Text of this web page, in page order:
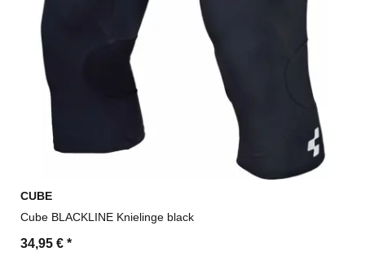
CUBE
Cube BLACKLINE Knielinge black
34,95 € *